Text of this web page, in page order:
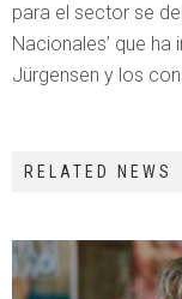
para el sector se
Nacionales’ que
Jürgensen y los
RELATED NEWS